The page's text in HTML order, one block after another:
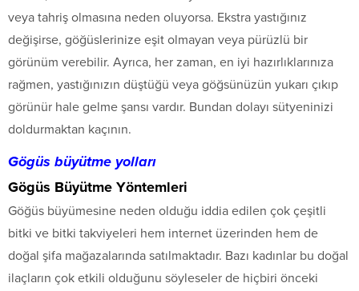
veya tahriş olmasına neden oluyorsa. Ekstra yastığınız
değişirse, göğüslerinize eşit olmayan veya pürüzlü bir
görünüm verebilir. Ayrıca, her zaman, en iyi hazırlıklarınıza
rağmen, yastığınızın düştüğü veya göğsünüzün yukarı çıkıp
görünür hale gelme şansı vardır. Bundan dolayı sütyeninizi
doldurmaktan kaçının.
Gögüs büyütme yolları
Gögüs Büyütme Yöntemleri
Göğüs büyümesine neden olduğu iddia edilen çok çeşitli
bitki ve bitki takviyeleri hem internet üzerinden hem de
doğal şifa mağazalarında satılmaktadır. Bazı kadınlar bu doğal
ilaçların çok etkili olduğunu söyleseler de hiçbiri önceki